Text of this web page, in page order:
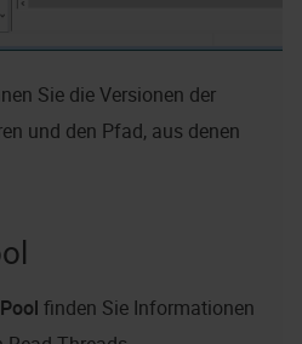
Sie die Versionen der
und den Pfad, aus denen
finden Sie Informationen